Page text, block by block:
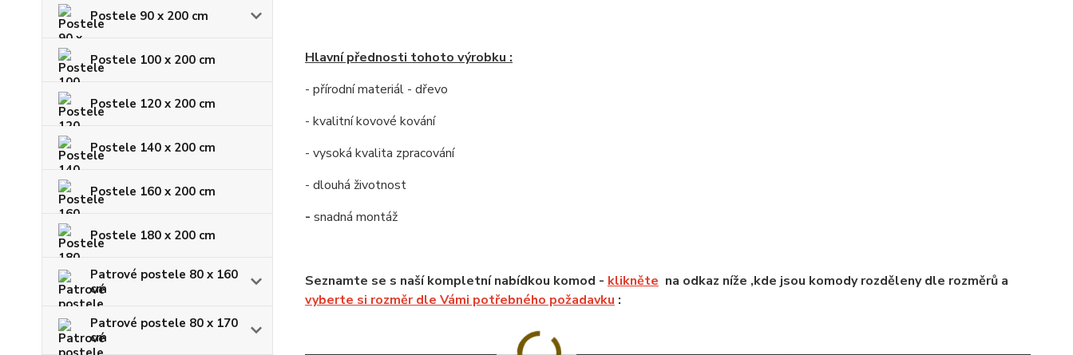
Postele 90 x 200 cm
Postele 100 x 200 cm
Postele 120 x 200 cm
Postele 140 x 200 cm
Postele 160 x 200 cm
Postele 180 x 200 cm
Patrové postele 80 x 160
cm
Patrové postele 80 x 170
cm
Hlavní přednosti tohoto výrobku :
- přírodní materiál - dřevo
- kvalitní kovové kování
- vysoká kvalita zpracování
- dlouhá životnost
- snadná montáž
Seznamte se s naší kompletní nabídkou komod - klikněte na odkaz níže ,kde jsou komody rozděleny dle rozměrů a
vyberte si rozměr dle Vámi potřebného požadavku :